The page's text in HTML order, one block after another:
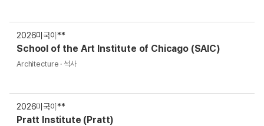
2026미국이**
School of the Art Institute of Chicago (SAIC)
Architecture · 석사
2026미국이**
Pratt Institute (Pratt)